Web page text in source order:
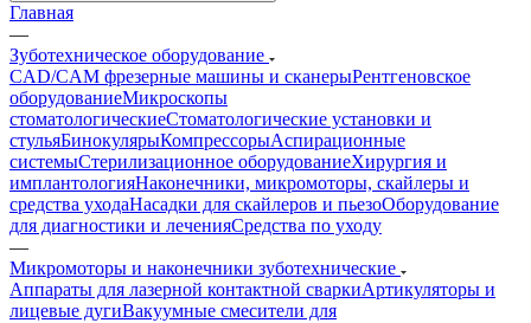
Главная
—
Зуботехническое оборудование
CAD/CAM фрезерные машины и сканерыРентгеновское
оборудованиеМикроскопы
стоматологическиеСтоматологические установки и
стульяБинокулярыКомпрессорыАспирационные
системыСтерилизационное оборудованиеХирургия и
имплантологияНаконечники, микромоторы, скайлеры и
средства уходаНасадки для скайлеров и пьезоОборудование
для диагностики и леченияСредства по уходу
—
Микромоторы и наконечники зуботехнические
Аппараты для лазерной контактной сваркиАртикуляторы и
лицевые дугиВакуумные смесители для